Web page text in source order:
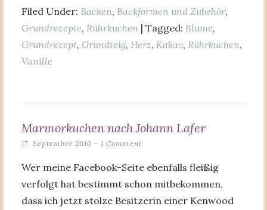
Filed Under: Backen, Backformen und Zubehör,
Grundrezepte, Rührkuchen | Tagged: Blume,
Grundrezept, Grundteig, Herz, Kakao, Rührkuchen,
Vanille
Marmorkuchen nach Johann Lafer
17. September 2016 1 Comment
Wer meine Facebook-Seite ebenfalls fleißig
verfolgt hat bestimmt schon mitbekommen,
dass ich jetzt stolze Besitzerin einer Kenwood